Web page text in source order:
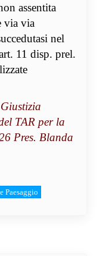
assentita
via via
nel
11 disp. prel.
TAR per la
Pres. Blanda
Paesaggio